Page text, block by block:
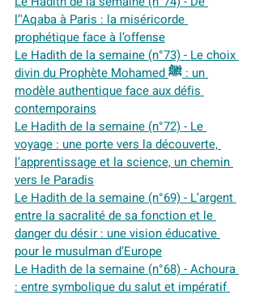
l’'Aqaba à Paris : la miséricorde
prophétique face à l’offense
Le Hadith de la semaine (n°73) - Le choix
divin du Prophète Mohamed ﷺ : un
modèle authentique face aux défis
contemporains
Le Hadith de la semaine (n°72) - Le
voyage : une porte vers la découverte,
l’apprentissage et la science, un chemin
vers le Paradis
Le Hadith de la semaine (n°69) - L’argent
entre la sacralité de sa fonction et le
danger du désir : une vision éducative
pour le musulman d’Europe
Le Hadith de la semaine (n°68) - Achoura
: entre symbolique du salut et impératif